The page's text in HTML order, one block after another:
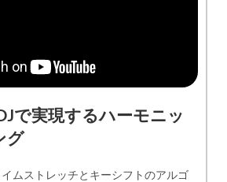
で実現するハーモニッ
グ
ムストレッチとキーシフトのアルゴ